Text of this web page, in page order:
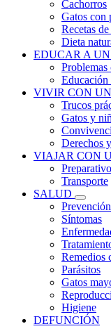
Cachorros
Gatos con
Recetas
Dieta
EDUCAR A
Educación
VIVIR CON
Trucos
Gatos y
Derechos
VIAJAR CON
Transporte
SALUD
Prevención
Síntomas
Remedios
Parásitos
Gatos
Higiene
DEFUNCIÓN